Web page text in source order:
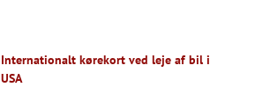
Internationalt kørekort ved leje af bil i
USA